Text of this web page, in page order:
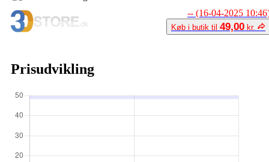
-- (16-04-2025
Køb i butik til 49,00 kr.
Prisudvikling